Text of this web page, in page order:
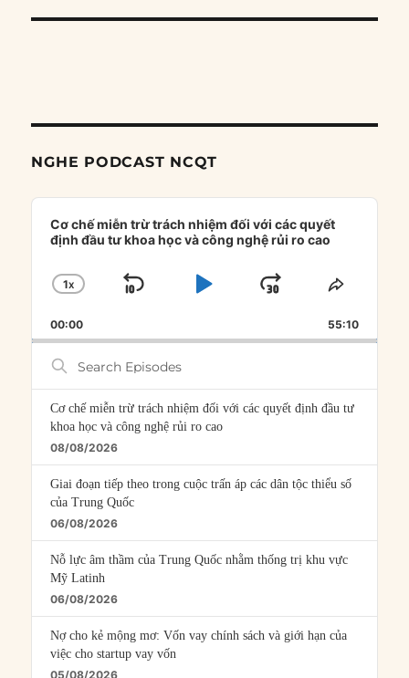
NGHE PODCAST NCQT
Audio
Player
Cơ chế miễn trừ trách nhiệm đối với các quyết
định đầu tư khoa học và công nghệ rủi ro cao
CHANGE
RATE
1X
SKIP
PLAYJUMP
FORWARD
SHARE
00:00 55:10
Search
Episodes
Cơ chế miễn trừ trách nhiệm đối với các quyết định đầu tư
khoa học và công nghệ rủi ro cao
08/08/2026
Giai đoạn tiếp theo trong cuộc trấn áp các dân tộc thiểu số
của Trung Quốc
06/08/2026
Nỗ lực âm thầm của Trung Quốc nhằm thống trị khu vực
Mỹ Latinh
06/08/2026
Nợ cho kẻ mộng mơ: Vốn vay chính sách và giới hạn của
việc cho startup vay vốn
05/08/2026